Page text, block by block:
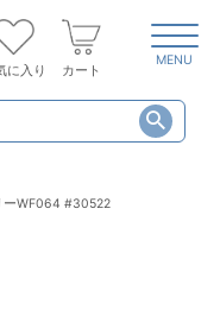
に入り カート
MENU
ーWF064 #30522